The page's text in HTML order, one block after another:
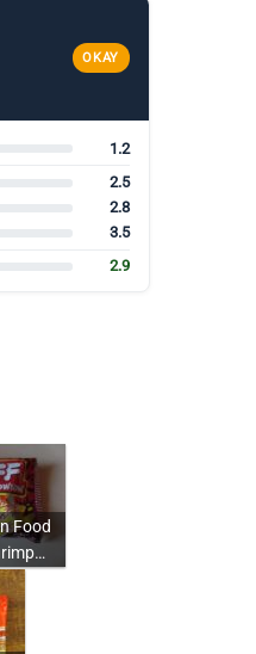
OKAY
1.2
2.5
2.8
3.5
2.9
Food